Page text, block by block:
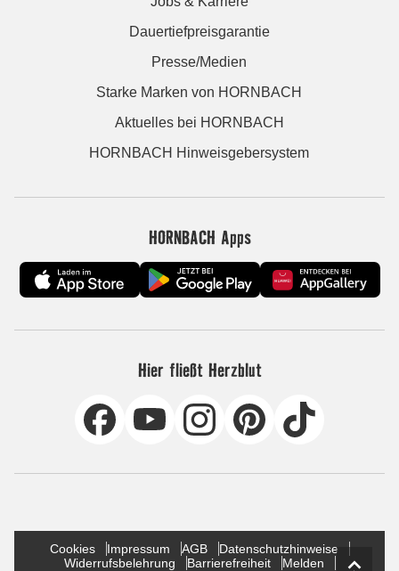
Dauertiefpreisgarantie
Presse/Medien
Starke Marken von HORNBACH
Aktuelles bei HORNBACH
HORNBACH Hinweisgebersystem
HORNBACH Apps
Hier fließt Herzblut
Cookies Impressum AGB
Datenschutzhinweise
Widerrufsbelehrung
Barrierefreiheit
Melden